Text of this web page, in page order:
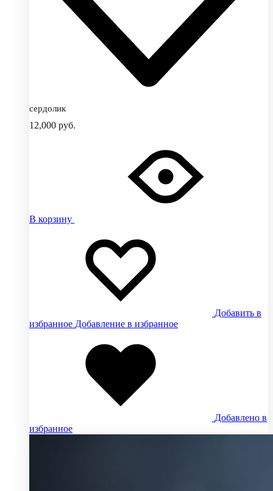
сердолик
12,000 руб.
В корзину
Добавить в
избранное Добавление в избранное
Добавлено в
избранное